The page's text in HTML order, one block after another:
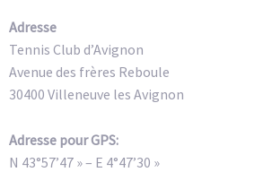
Adresse
Tennis Club d’Avignon
Avenue des frères Reboule
30400 Villeneuve les Avignon
Adresse pour GPS:
N 43°57’47 » – E 4°47’30 »